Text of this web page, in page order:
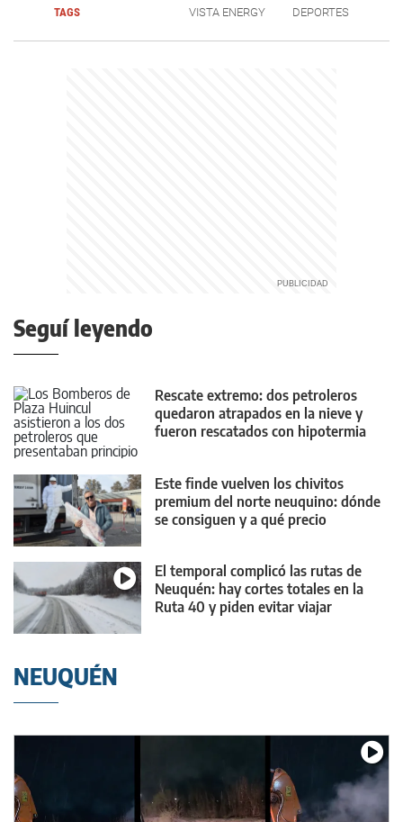
TAGS VISTA ENERGY DEPORTES
Seguí leyendo
Rescate extremo: dos petroleros
quedaron atrapados en la nieve y
fueron rescatados con hipotermia
Este finde vuelven los chivitos
premium del norte neuquino: dónde
se consiguen y a qué precio
El temporal complicó las rutas de
Neuquén: hay cortes totales en la
Ruta 40 y piden evitar viajar
NEUQUÉN